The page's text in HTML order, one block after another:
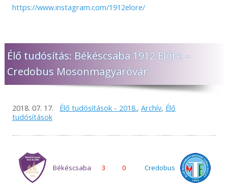
https://www.instagram.com/1912elore/
Élő tudósítás: Békéscsaba 1912 Előre –
Credobus Mosonmagyaróvár
2018. 07. 17. Élő tudósítások - 2018., Archív, Élő
tudósítások
Békéscsaba 3 Credobus
0